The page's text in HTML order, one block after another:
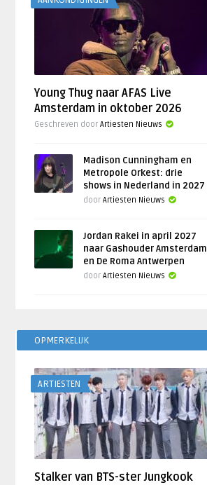
Young Thug naar AFAS Live
Amsterdam in oktober 2026
Geschreven doorArtiesten Nieuws
Madison Cunningham en
Metropole Orkest: drie
shows in Nederland in 2027
doorArtiesten Nieuws
Jordan Rakei in april 2027
naar Gashouder Amsterdam
en De Roma Antwerpen
doorArtiesten Nieuws
OPMERKELIJK
ARTIESTEN
Stalker van BTS-ster Jungkook